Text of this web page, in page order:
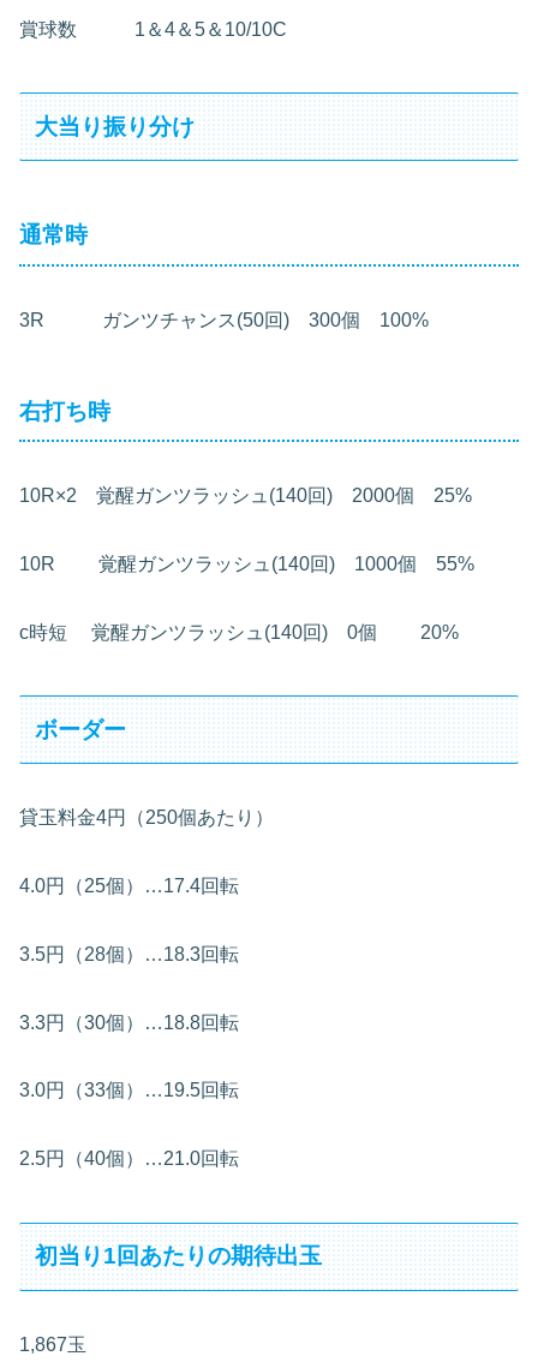
賞球数 1＆4＆5＆10/10C
大当り振り分け
通常時
3R ガンツチャンス(50回) 300個 100%
右打ち時
10R×2 覚醒ガンツラッシュ(140回) 2000個 25%
10R 覚醒ガンツラッシュ(140回) 1000個 55%
c時短 覚醒ガンツラッシュ(140回) 0個 20%
ボーダー
貸玉料金4円（250個あたり）
4.0円（25個）…17.4回転
3.5円（28個）…18.3回転
3.3円（30個）…18.8回転
3.0円（33個）…19.5回転
2.5円（40個）…21.0回転
初当り1回あたりの期待出玉
1,867玉